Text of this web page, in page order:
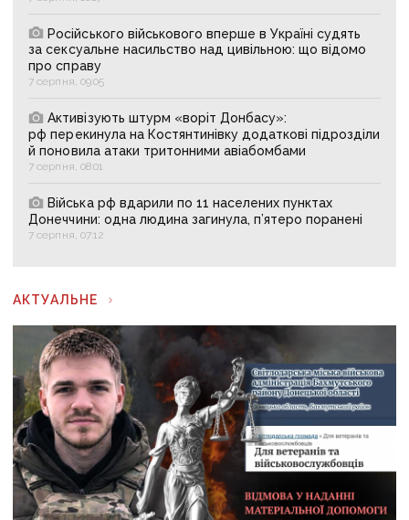
Російського військового вперше в Україні судять
за сексуальне насильство над цивільною: що відомо
про справу
7 серпня, 09:05
Активізують штурм «воріт Донбасу»:
рф перекинула на Костянтинівку додаткові підрозділи
й поновила атаки тритонними авіабомбами
7 серпня, 08:01
Війська рф вдарили по 11 населених пунктах
Донеччини: одна людина загинула, п’ятеро поранені
7 серпня, 07:12
АКТУАЛЬНЕ